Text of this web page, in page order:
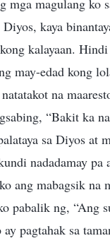
magulang ko
kaya
kalayaan.
may-edad kong
na
“Bakit ka
sa Diyos at
nadadamay
ang mabagsik
pabalik ng, “Ang
pagtahak sa